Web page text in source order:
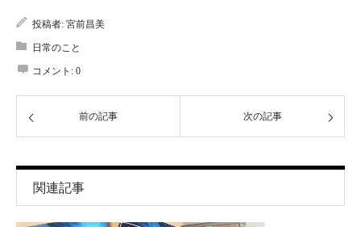
投稿者: 宮前昌美
日常のこと
コメント: 0
前の記事 次の記事
関連記事